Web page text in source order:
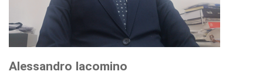
Alessandro Iacomino